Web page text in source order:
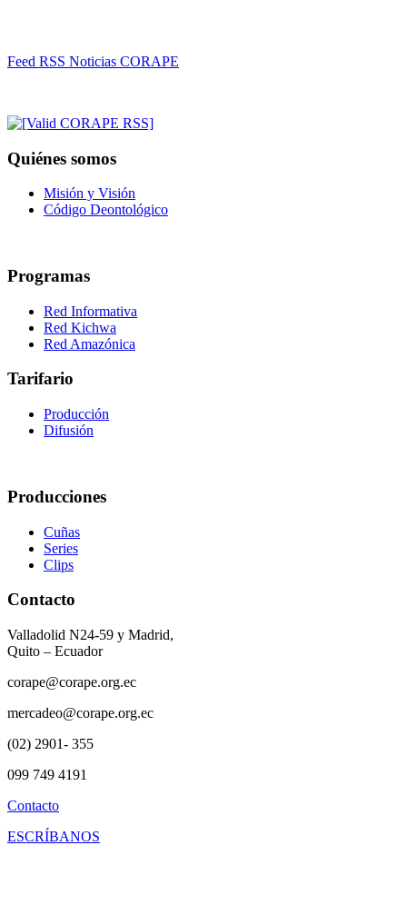
Feed RSS Noticias CORAPE
Quiénes somos
Misión y Visión
Código Deontológico
Programas
Red Informativa
Red Kichwa
Red Amazónica
Tarifario
Producción
Difusión
Producciones
Cuñas
Series
Clips
Contacto
Valladolid N24-59 y Madrid,
Quito – Ecuador
corape@corape.org.ec
mercadeo@corape.org.ec
(02) 2901- 355
099 749 4191
Contacto
ESCRÍBANOS